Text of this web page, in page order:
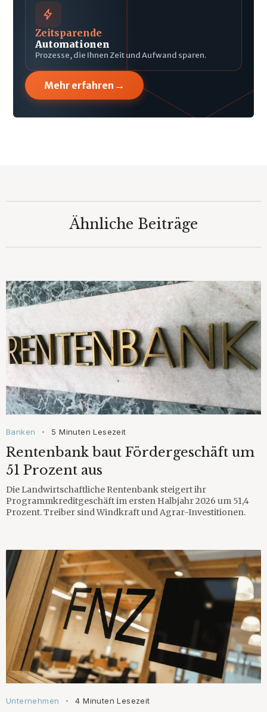
Zeitsparende
Automationen
Prozesse, die Ihnen Zeit und Aufwand sparen.
Mehr erfahren →
Ähnliche Beiträge
Banken • 5 Minuten Lesezeit
Rentenbank baut Fördergeschäft um
51 Prozent aus
Die Landwirtschaftliche Rentenbank steigert ihr
Programmkreditgeschäft im ersten Halbjahr 2026 um 51,4
Prozent. Treiber sind Windkraft und Agrar-Investitionen.
Unternehmen • 4 Minuten Lesezeit